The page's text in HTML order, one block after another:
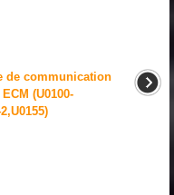
de communication
(U0100-